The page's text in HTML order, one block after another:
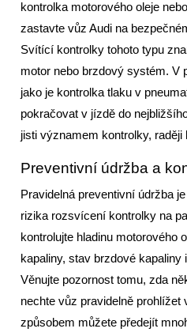
kontrolka motorového oleje
zastavte vůz Audi na
Svítící kontrolky tohoto typu
motor nebo brzdový systém. V
jako je kontrolka tlaku v
pokračovat v jízdě do
jisti významem kontrolky, raději
Preventivní údržba a
Pravidelná preventivní údržba
rizika rozsvícení kontrolky na
kontrolujte hladinu motorového
kapaliny, stav brzdové kapaliny
Věnujte pozornost tomu, zda
nechte vůz pravidelně prohlížet
způsobem můžete předejít